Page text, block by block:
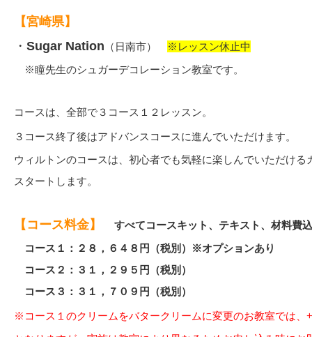
【宮崎県】
・ Sugar Nation （日南市）
※レッスン休止中
※瞳先生のシュガーデコレーション教室です。
コースは、全部で３コース１２レッスン。
３コース終了後はアドバンスコースに進んでいただけます。
ウィルトンのコースは、初心者でも気軽に楽しんでいただける
スタートします。
【コース料金】
すべてコースキット、テキスト、材料費
コース１：２８，６４８円（税別）※オプションあり
コース２：３１，２９５円（税別）
コース３：３１，７０９円（税別）
※コース１のクリームをバタークリームに変更のお教室では、